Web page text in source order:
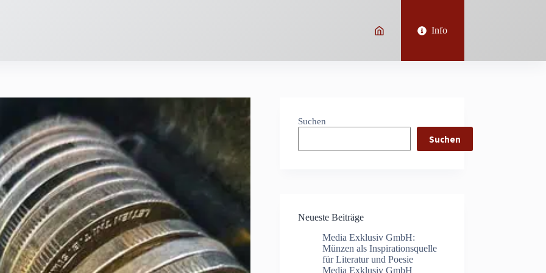
Info
Suchen
Suchen
Neueste Beiträge
Media Exklusiv GmbH:
Münzen als Inspirationsquelle
für Literatur und Poesie
Media Exklusiv GmbH